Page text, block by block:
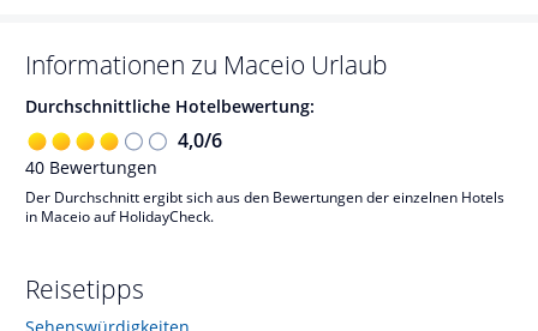
Informationen zu Maceio Urlaub
Durchschnittliche Hotelbewertung:
4,0/6
40 Bewertungen
Der Durchschnitt ergibt sich aus den Bewertungen der einzelnen Hotels
in Maceio auf HolidayCheck.
Reisetipps